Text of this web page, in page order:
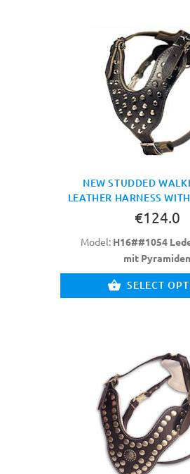
NEW STUDDED
LEATHER HARNESS
€124.0
Model: H16##1054
mit Pyramiden
SELECT